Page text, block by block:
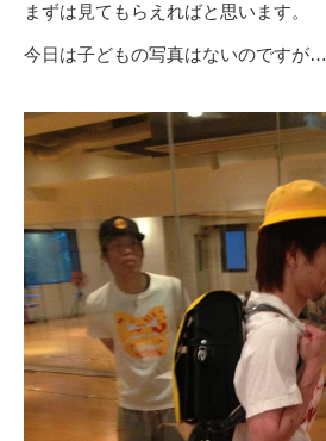
まずは見てもらえればと思います。
今日は子どもの写真はないのですが…